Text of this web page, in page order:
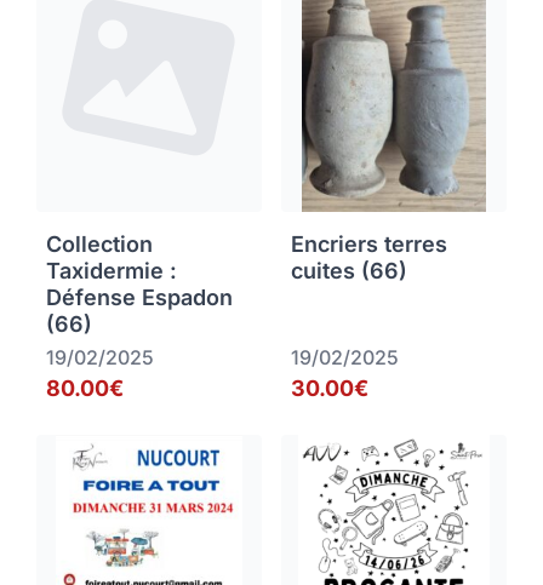
Collection
Taxidermie :
Défense Espadon
(66)
19/02/2025
80.00€
Encriers terres
cuites (66)
19/02/2025
30.00€